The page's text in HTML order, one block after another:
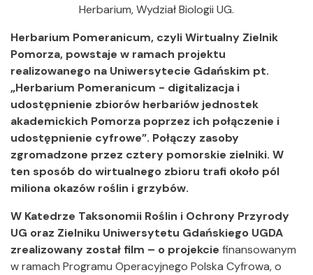
Herbarium, Wydział Biologii UG.
Herbarium Pomeranicum, czyli Wirtualny Zielnik
Pomorza, powstaje w ramach projektu
realizowanego na Uniwersytecie Gdańskim pt.
„Herbarium Pomeranicum - digitalizacja i
udostępnienie zbiorów herbariów jednostek
akademickich Pomorza poprzez ich połączenie i
udostępnienie cyfrowe”. Połączy zasoby
zgromadzone przez cztery pomorskie zielniki. W
ten sposób do wirtualnego zbioru trafi około pól
miliona okazów roślin i grzybów.
W Katedrze Taksonomii Roślin i Ochrony Przyrody
UG oraz Zielniku Uniwersytetu Gdańskiego UGDA
zrealizowany został film – o projekcie finansowanym
w ramach Programu Operacyjnego Polska Cyfrowa, o